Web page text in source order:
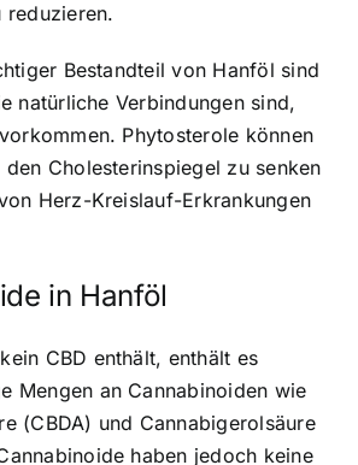
reduzieren.
Bestandteil von Hanföl sind
natürliche Verbindungen sind,
Phytosterole können
Cholesterinspiegel zu senken
Herz-Kreislauf-Erkrankungen
in Hanföl
CBD enthält, enthält es
Mengen an Cannabinoiden wie
(CBDA) und Cannabigerolsäure
haben jedoch keine